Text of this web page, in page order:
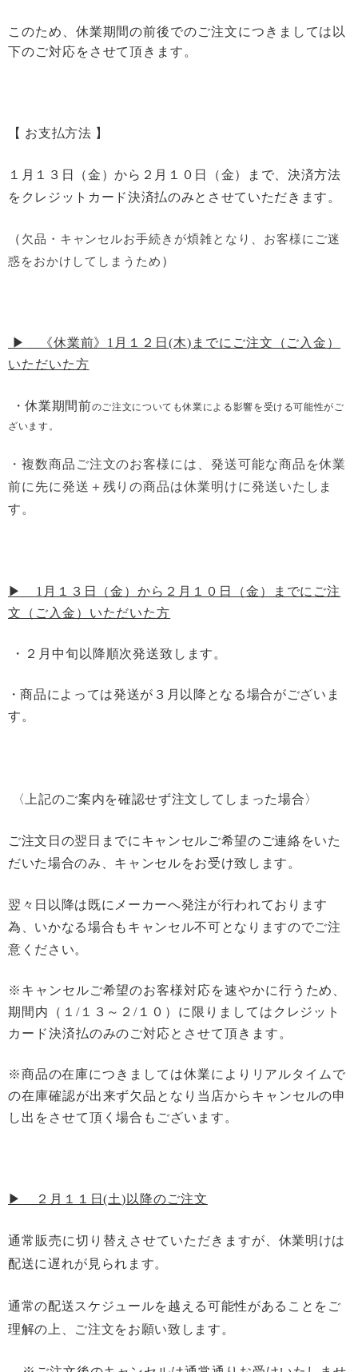
このため、休業期間の前後でのご注文につきましては以
下のご対応をさせて頂きます。
【 お支払方法 】
１月１３日（金）から２月１０日（金）まで、決済方法
をクレジットカード決済払のみとさせていただきます。
（ 欠品・キャンセルお手続きが煩雑となり、お客様にご迷
惑をおかけしてしまうため ）
▶ 《休業前》 1 月１２日(木) までにご注文（ご入金）
いただいた方
・休業期間前のご注文についても休業による影響を受ける可能性がご
ざいます。
・複数商品ご注文のお客様には、発送可能な商品を休業
前に先に発送＋残りの商品は休業明けに発送いたしま
す。
▶ ︎1 月１３日（金）から２月１０日（金）までにご注
文（ご入金）いただいた方
２月中旬以降順次発送致します。
商品によっては発送が３月以降となる場合がございま
す。
〈上記のご案内を確認せず注文してしまった場合〉
ご注文日の翌日までにキャンセルご希望のご連絡をいた
だいた場合のみ、キャンセルをお受け致します。
翌々日以降は既にメーカーへ発注が行われております
為、いかなる場合もキャンセル不可となりますのでご注
意ください。
※キャンセルご希望のお客様対応を速やかに行うため、
期間内（１ /１３～２/ １０）に限りましてはクレジット
カード決済払のみのご対応とさせて頂きます。
※商品の在庫につきましては休業によりリアルタイムで
の在庫確認が出来ず欠品となり当店からキャンセルの申
し出をさせて頂く場合もございます。
▶ ２月１１日(土) 以降のご注文
通常販売に切り替えさせていただきますが、 休業明けは
配送に遅れが見られます。
通常の配送スケジュールを越える可能性があることをご
理解の上、ご注文をお願い致します。